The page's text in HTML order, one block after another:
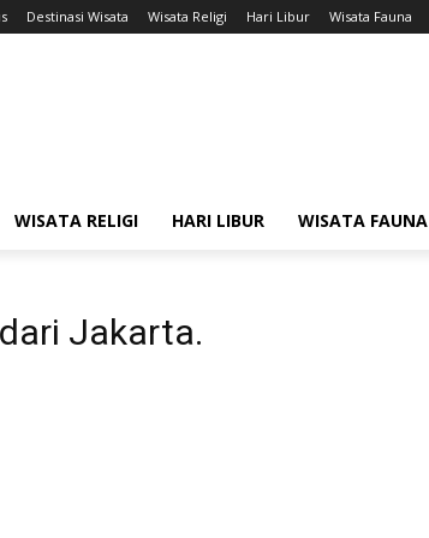
Destinasi Wisata Wisata Religi Hari Libur Wisata Fauna
WISATA RELIGI HARI LIBUR WISATA FAUNA
Jakarta.